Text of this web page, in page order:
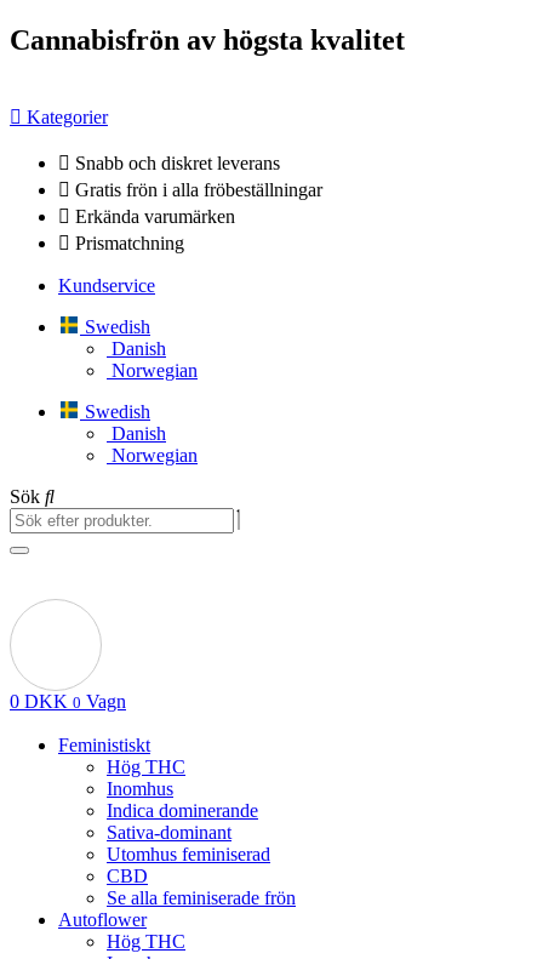
Hoppa
till
Cannabisfrön av högsta kvalitet
Kategorier
Snabb och diskret leverans
Gratis frön i alla fröbeställningar
Erkända varumärken
Prismatchning
Kundservice
Swedish
Danish
Norwegian
Swedish
Danish
Norwegian
Sök
0 DKK 0 Vagn
Feministiskt
Hög THC
Inomhus
Indica dominerande
Sativa-dominant
Utomhus feminiserad
CBD
Se alla feminiserade frön
Autoflower
Hög THC